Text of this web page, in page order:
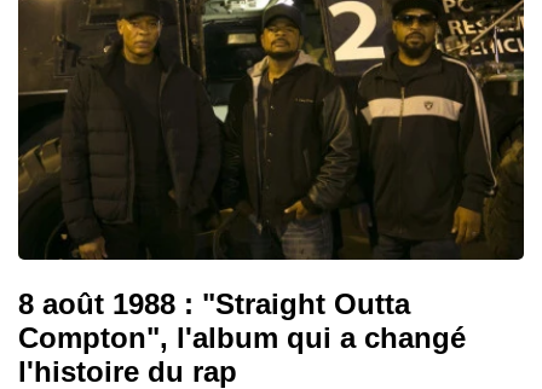
8 août 1988 : "Straight Outta
Compton", l'album qui a changé
l'histoire du rap